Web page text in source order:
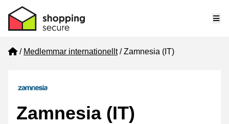
Home
Medlemmar internationellt Zamnesia (IT)
Zamnesia (IT)